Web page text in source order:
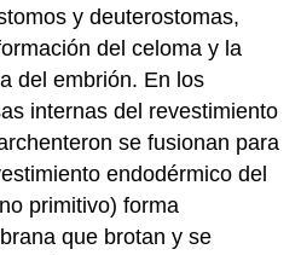
y deuterostomas,
del celoma y la
del embrión. En los
internas del revestimiento
se fusionan para
endodérmico del
primitivo) forma
que brotan y se